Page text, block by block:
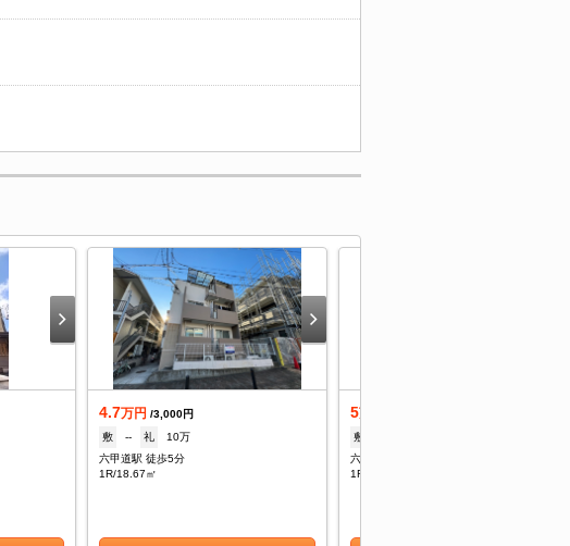
4.7万円 /3,000円
敷
-- 礼
10万
六甲道駅 徒歩5分
1R/18.67㎡
5
敷
六甲道駅 徒歩5分
1R/18.67㎡